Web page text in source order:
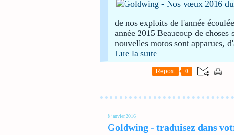
de nos exploits de l'année
année 2015 Beaucoup de choses
nouvelles motos sont apparues,
Lire la suite
Repost 0
8 janvier 2016
Goldwing - traduisez dans